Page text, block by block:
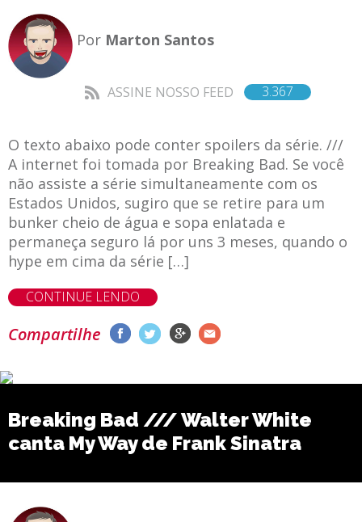
Por Marton Santos
ASSINE NOSSO FEED 3.367
O texto abaixo pode conter spoilers da série. ///
A internet foi tomada por Breaking Bad. Se você
não assiste a série simultaneamente com os
Estados Unidos, sugiro que se retire para um
bunker cheio de água e sopa enlatada e
permaneça seguro lá por uns 3 meses, quando o
hype em cima da série […]
CONTINUE LENDO
Compartilhe
Breaking Bad /// Walter White
canta My Way de Frank Sinatra